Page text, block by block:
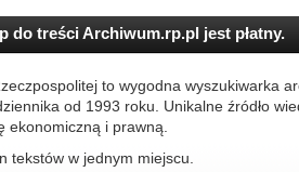
do treści Archiwum.rp.pl jest płatny.
to wygodna wyszukiwarka
od 1993 roku. Unikalne źródło
ekonomiczną i prawną.
tekstów w jednym miejscu.